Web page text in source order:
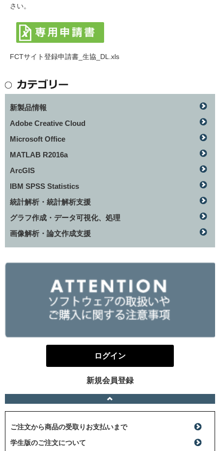
さい。
FCTサイト登録申請書_生協_DL.xls
新製品情報
Adobe Creative Cloud
Microsoft Office
MATLAB R2016a
ArcGIS
IBM SPSS Statistics
統計解析・統計解析支援
グラフ作成・データ可視化、処理
画像解析・論文作成支援
ログイン
新規会員登録
ご注文から商品の受取りお支払いまで
学生版のご注文について